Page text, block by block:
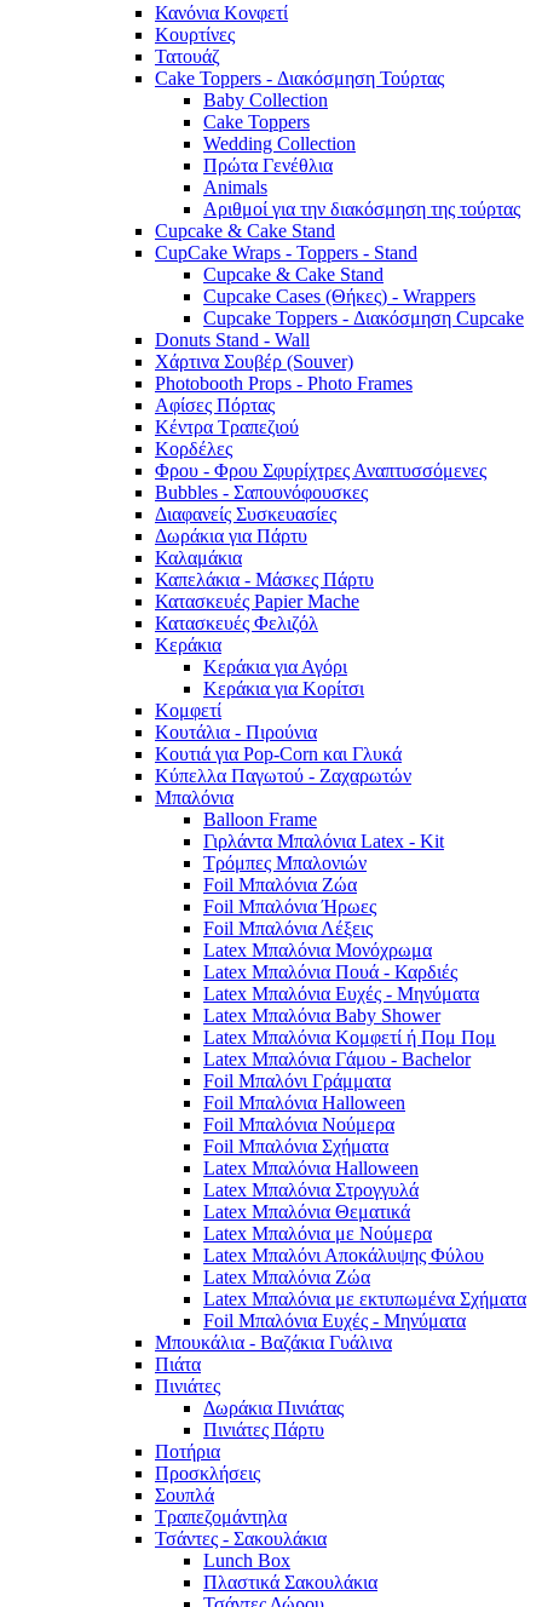
Κανόνια Κονφετί
Κουρτίνες
Τατουάζ
Cake Toppers - Διακόσμηση Τούρτας
Baby Collection
Cake Toppers
Wedding Collection
Πρώτα Γενέθλια
Animals
Αριθμοί για την διακόσμηση της τούρτας
Cupcake & Cake Stand
CupCake Wraps - Toppers - Stand
Cupcake & Cake Stand
Cupcake Cases (Θήκες) - Wrappers
Cupcake Toppers - Διακόσμηση Cupcake
Donuts Stand - Wall
Χάρτινα Σουβέρ (Souver)
Photobooth Props - Photo Frames
Αφίσες Πόρτας
Κέντρα Τραπεζιού
Κορδέλες
Φρου - Φρου Σφυρίχτρες Αναπτυσσόμενες
Bubbles - Σαπουνόφουσκες
Διαφανείς Συσκευασίες
Δωράκια για Πάρτυ
Καλαμάκια
Καπελάκια - Μάσκες Πάρτυ
Κατασκευές Papier Mache
Κατασκευές Φελιζόλ
Κεράκια
Κεράκια για Αγόρι
Κεράκια για Κορίτσι
Κομφετί
Κουτάλια - Πιρούνια
Κουτιά για Pop-Corn και Γλυκά
Κύπελλα Παγωτού - Ζαχαρωτών
Μπαλόνια
Balloon Frame
Γιρλάντα Μπαλόνια Latex - Kit
Τρόμπες Μπαλονιών
Foil Μπαλόνια Ζώα
Foil Μπαλόνια Ήρωες
Foil Μπαλόνια Λέξεις
Latex Μπαλόνια Μονόχρωμα
Latex Μπαλόνια Πουά - Καρδιές
Latex Μπαλόνια Ευχές - Μηνύματα
Latex Μπαλόνια Baby Shower
Latex Μπαλόνια Κομφετί ή Πομ Πομ
Latex Μπαλόνια Γάμου - Bachelor
Foil Μπαλόνι Γράμματα
Foil Μπαλόνια Halloween
Foil Μπαλόνια Νούμερα
Foil Μπαλόνια Σχήματα
Latex Μπαλόνια Halloween
Latex Μπαλόνια Στρογγυλά
Latex Μπαλόνια Θεματικά
Latex Μπαλόνια με Νούμερα
Latex Μπαλόνι Αποκάλυψης Φύλου
Latex Μπαλόνια Ζώα
Latex Μπαλόνια με εκτυπωμένα Σχήματα
Foil Μπαλόνια Ευχές - Μηνύματα
Μπουκάλια - Βαζάκια Γυάλινα
Πιάτα
Πινιάτες
Δωράκια Πινιάτας
Πινιάτες Πάρτυ
Ποτήρια
Προσκλήσεις
Σουπλά
Τραπεζομάντηλα
Τσάντες - Σακουλάκια
Lunch Box
Πλαστικά Σακουλάκια